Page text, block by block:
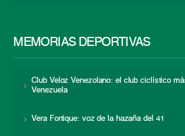
MEMORIAS DEPORTIVAS
Club Veloz Venezolano: el club ciclístico
Venezuela
Vera Fortique: voz de la hazaña del 41